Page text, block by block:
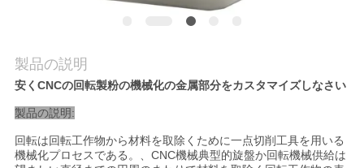
さ
い
ニ
製品の説明
安くCNCの回転製粉の機械化の金属部分をカスタマイズしなさい
製品の説明:
回転は回転工作物から材料を取除くために一点切削工具を用いる
機械化プロセスである。、CNC機械典型的旋盤か回転機械供給は